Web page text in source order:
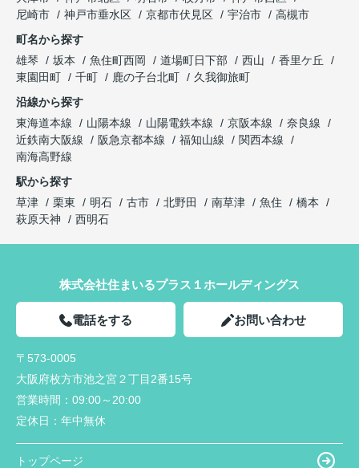
尼崎市
神戸市垂水区 京都市伏見区 宇治市
高槻市
町名から探す
雄琴
坂本 魚住町西岡 道場町日下部 西山
香里ケ丘
東園田町
千町 鹿の子台北町
久我御旅町
沿線から探す
東海道本線
山陽本線 山陽電鉄本線 京阪本線
奈良線
近鉄南大阪線
阪急京都本線 福知山線
関西本線
南海高野線
駅から探す
草津
栗東 明石 古市 北野田 南草津 魚住
橋本
萩原天神
西明石
株式会社住まいるプラス１ホールディングス
電話をする お問い合わせ
〒573-0005
大阪府枚方市池之宮２丁目2番15号
営業時間： 09:00～20:00
定休日： 年中無休
トップページ